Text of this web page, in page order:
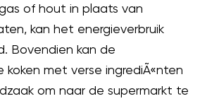
of hout in plaats van
kan het energieverbruik
Bovendien kan de
koken met verse ingrediÃ«nten
om naar de supermarkt te